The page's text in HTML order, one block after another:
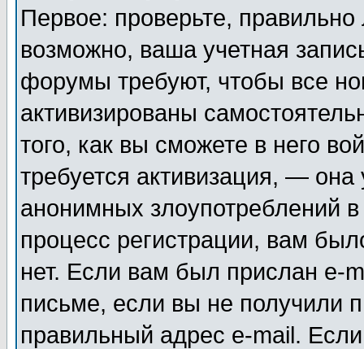
Первое: проверьте,
возможно, ваша учетная
форумы требуют, чтобы все
активизированы
того, как вы сможете в него
требуется активизация, —
анонимных злоупотреблений
процесс регистрации, вам
нет. Если вам был прислан e-
письме, если вы не получили
правильный адрес e-mail.